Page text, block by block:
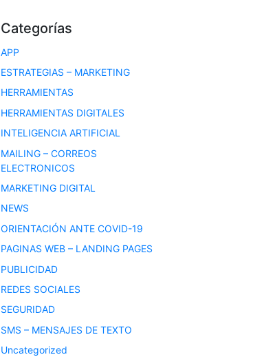
Categorías
APP
ESTRATEGIAS – MARKETING
HERRAMIENTAS
HERRAMIENTAS DIGITALES
INTELIGENCIA ARTIFICIAL
MAILING – CORREOS
ELECTRONICOS
MARKETING DIGITAL
NEWS
ORIENTACIÓN ANTE COVID-19
PAGINAS WEB – LANDING PAGES
PUBLICIDAD
REDES SOCIALES
SEGURIDAD
SMS – MENSAJES DE TEXTO
Uncategorized